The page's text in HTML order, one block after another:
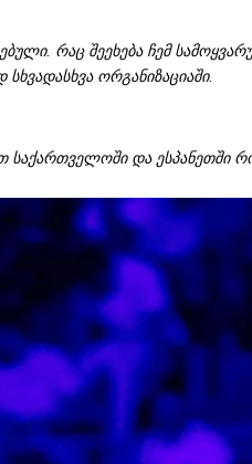
რაც შეეხება ჩემ
სხვადასხვა ორგანიზაციაში.
საქართველოში და ესპანეთში